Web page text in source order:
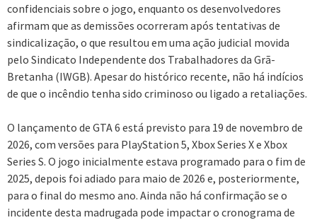
confidenciais sobre o jogo, enquanto os desenvolvedores
afirmam que as demissões ocorreram após tentativas de
sindicalização, o que resultou em uma ação judicial movida
pelo Sindicato Independente dos Trabalhadores da Grã-
Bretanha (IWGB). Apesar do histórico recente, não há indícios
de que o incêndio tenha sido criminoso ou ligado a retaliações.
O lançamento de GTA 6 está previsto para 19 de novembro de
2026, com versões para PlayStation 5, Xbox Series X e Xbox
Series S. O jogo inicialmente estava programado para o fim de
2025, depois foi adiado para maio de 2026 e, posteriormente,
para o final do mesmo ano. Ainda não há confirmação se o
incidente desta madrugada pode impactar o cronograma de